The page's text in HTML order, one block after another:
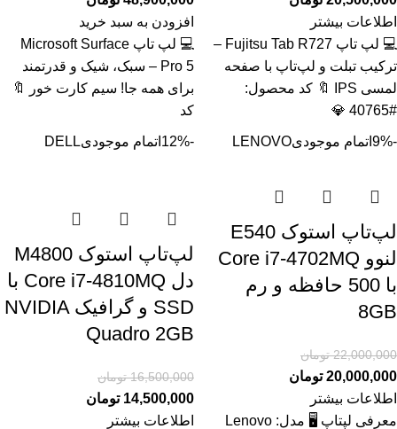
اطلاعات بیشتر
💻 لپ تاپ Fujitsu Tab R727 –
ترکیب تبلت و لپ‌تاپ با صفحه
لمسی IPS 🔖 کد محصول:
#40765 💎
افزودن به سبد خرید
💻 لپ تاپ Microsoft Surface
Pro 5 – سبک، شیک و قدرتمند
برای همه جا! سیم کارت خور 🔖
کد
-9% اتمام موجودیLENOVO
لپ‌تاپ استوک E540
لنوو Core i7-4702MQ
با 500 حافظه و رم
8GB
22,000,000 تومان
20,000,000 تومان
اطلاعات بیشتر
معرفی لپتاپ 🖥️ مدل: Lenovo
-12% اتمام موجودیDELL
لپ‌تاپ استوک M4800
دل Core i7-4810MQ با
SSD و گرافیک NVIDIA
Quadro 2GB
16,500,000 تومان
14,500,000 تومان
اطلاعات بیشتر